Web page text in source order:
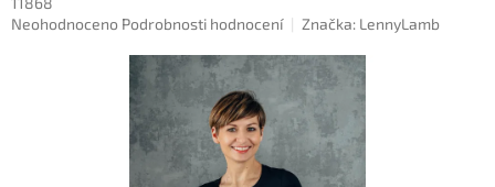
Průměrné
Neohodnoceno Podrobnosti hodnocení Značka: LennyLamb